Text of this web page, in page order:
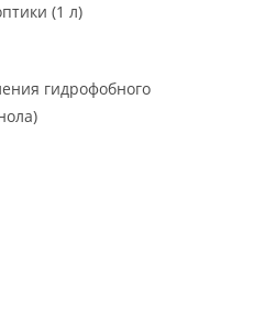
(1 л)
гидрофобного